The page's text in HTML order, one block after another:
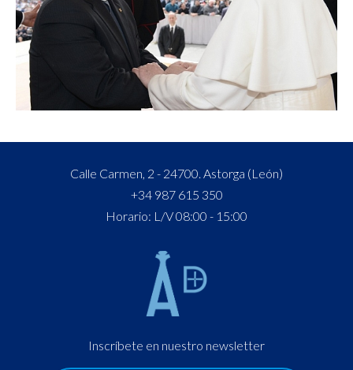
Calle Carmen, 2 - 24700. Astorga (León)
+34 987 615 350
Horario: L/V 08:00 - 15:00
Inscríbete en nuestro newsletter